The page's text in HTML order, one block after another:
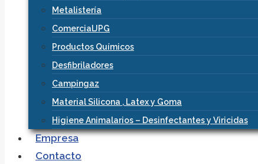
Metalistería
ComercialJPG
Productos Químicos
Desfibriladores
Campingaz
Material Silicona , Latex y Goma
Higiene Animalarios – Desinfectantes y Viricidas
Empresa
Contacto